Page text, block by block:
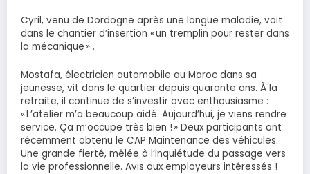
Cyril, venu de Dordogne après une longue maladie, voit
dans le chantier d’insertion « un tremplin pour rester dans
la mécanique » .
Mostafa, électricien automobile au Maroc dans sa
jeunesse, vit dans le quartier depuis quarante ans. À la
retraite, il continue de s’investir avec enthousiasme :
« L’atelier m’a beaucoup aidé. Aujourd’hui, je viens rendre
service. Ça m’occupe très bien ! » Deux participants ont
récemment obtenu le CAP Maintenance des véhicules.
Une grande fierté, mêlée à l’inquiétude du passage vers
la vie professionnelle. Avis aux employeurs intéressés !